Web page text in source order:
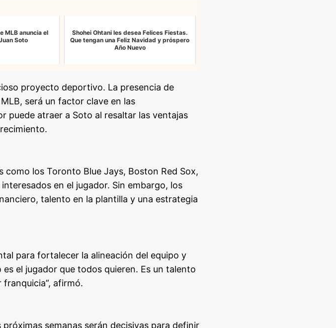
MLB anuncia el
Soto
Shohei Ohtani les desea Felices Fiestas.
Que tengan una Feliz Navidad y próspero
Año Nuevo
proyecto deportivo. La presencia de
será un factor clave en las
puede atraer a Soto al resaltar las ventajas
los Toronto Blue Jays, Boston Red Sox,
en el jugador. Sin embargo, los
talento en la plantilla y una estrategia
para fortalecer la alineación del equipo y
el jugador que todos quieren. Es un talento
afirmó.
semanas serán decisivas para definir